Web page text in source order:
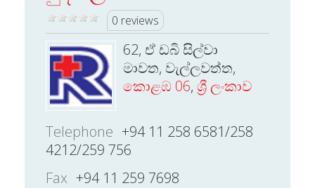
0 reviews
62, ඒ ඩබි සිල්වා
මාවත, වැල්ලවත්ත,
කොළඹ 06, ශ්‍රී ලංකාව
Telephone +94 11 258 6581/258
4212/259 756
Fax +94 11 259 7698